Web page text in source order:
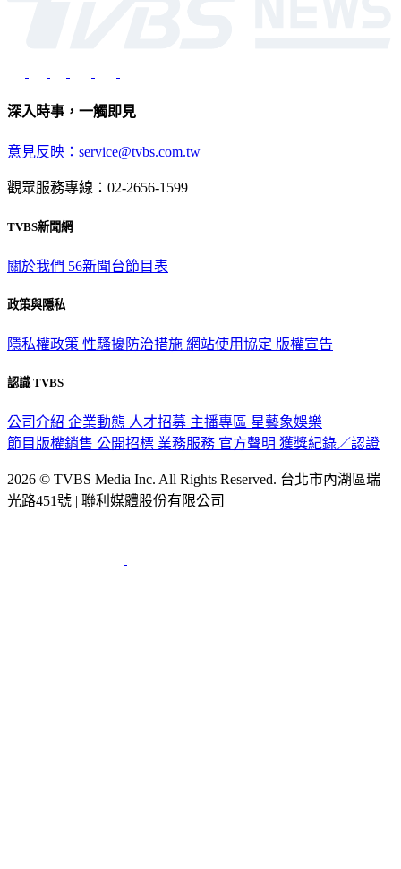
深入時事，一觸即見
意見反映：service@tvbs.com.tw
觀眾服務專線：02-2656-1599
TVBS新聞網
關於我們 56新聞台節目表
政策與隱私
隱私權政策 性騷擾防治措施 網站使用協定 版權宣告
認識 TVBS
公司介紹 企業動態 人才招募 主播專區 星藝象娛樂
節目版權銷售 公開招標 業務服務 官方聲明 獲獎紀錄／認證
2026 © TVBS Media Inc. All Rights Reserved. 台北市內湖區瑞
光路451號 | 聯利媒體股份有限公司